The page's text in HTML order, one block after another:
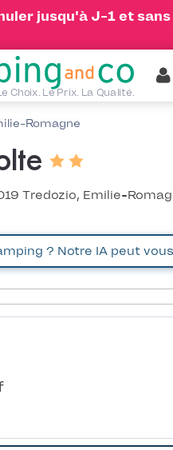
jusqu'à J-1 et sans
Choix. Le Prix. La Qualité.
Romagne
Tredozio, Emilie-